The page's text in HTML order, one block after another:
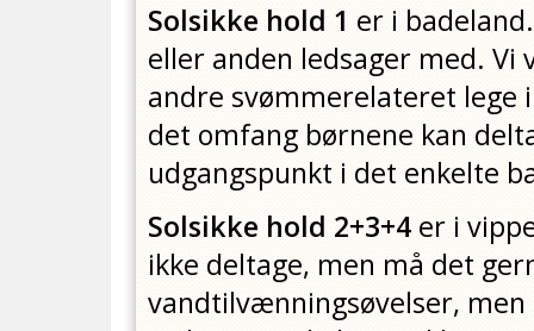
Solsikke hold 1 er i
eller anden ledsager med.
andre svømmerelateret
det omfang børnene kan
udgangspunkt i det enkelte
Solsikke hold 2+3+4 er i
ikke deltage, men må det
vandtilvænningsøvelser,